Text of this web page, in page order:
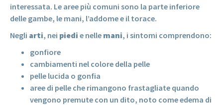
interessata. Le aree più comuni sono la parte inferiore
delle gambe, le mani, l’addome e il torace.
Negli arti, nei piedi e nelle mani, i sintomi comprendono:
gonfiore
cambiamenti nel colore della pelle
pelle lucida o gonfia
aree di pelle che rimangono frastagliate quando
vengono premute con un dito, noto come edema di